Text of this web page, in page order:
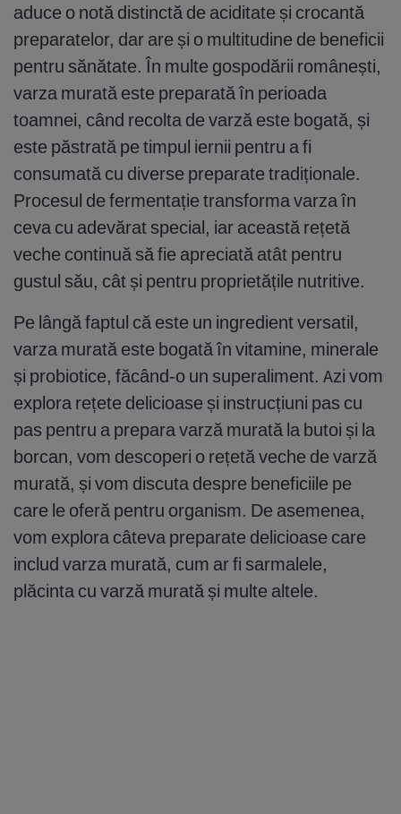
aduce o notă distinctă de aciditate și crocantă
preparatelor, dar are și o multitudine de beneficii
pentru sănătate. În multe gospodării românești,
varza murată este preparată în perioada
toamnei, când recolta de varză este bogată, și
este păstrată pe timpul iernii pentru a fi
consumată cu diverse preparate tradiționale.
Procesul de fermentație transforma varza în
ceva cu adevărat special, iar această rețetă
veche continuă să fie apreciată atât pentru
gustul său, cât și pentru proprietățile nutritive.
Pe lângă faptul că este un ingredient versatil,
varza murată este bogată în vitamine, minerale
și probiotice, făcând-o un superaliment. Azi vom
explora rețete delicioase și instrucțiuni pas cu
pas pentru a prepara varză murată la butoi și la
borcan, vom descoperi o rețetă veche de varză
murată, și vom discuta despre beneficiile pe
care le oferă pentru organism. De asemenea,
vom explora câteva preparate delicioase care
includ varza murată, cum ar fi sarmalele,
plăcinta cu varză murată și multe altele.